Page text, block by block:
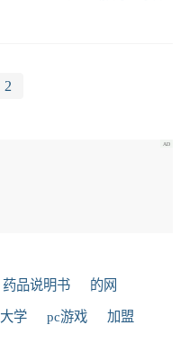
2
药品说明书 的网
大学 pc游戏 加盟